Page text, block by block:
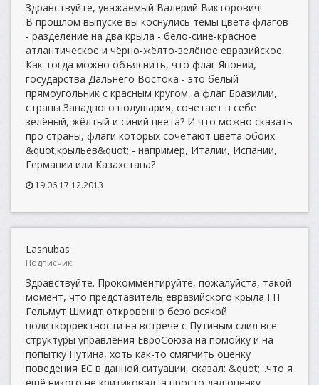
Здравствуйте, уважаемый Валерий Викторович!
В прошлом выпуске вы коснулись темы цвета флагов
- разделение на два крыла - бело-сине-красное
атлантическое и чёрно-жёлто-зелёное евразийское.
Как тогда можно объяснить, что флаг Японии,
государства Дальнего Востока - это белый
прямоугольник с красным кругом, а флаг Бразилии,
страны Западного полушария, сочетает в себе
зелёный, жёлтый и синий цвета? И что можно сказать
про страны, флаги которых сочетают цвета обоих
&quot;крыльев&quot; - например, Италии, Испании,
Германии или Казахстана?
19:06 17.12.2013
Lasnubas
Подписчик
Здравствуйте. Прокомментируйте, пожалуйста, такой
момент, что представитель евразийского крыла ГП
Гельмут Шмидт откровенно безо всякой
политкорректности на встрече с Путиным слил все
структуры управления ЕвроСоюза на помойку и на
попытку Путина, хоть как-то смягчить оценку
поведения ЕС в данной ситуации, сказал: &quot;...что я